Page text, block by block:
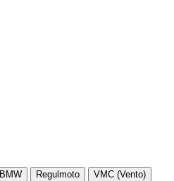
BMW Regulmoto VMC (Vento)